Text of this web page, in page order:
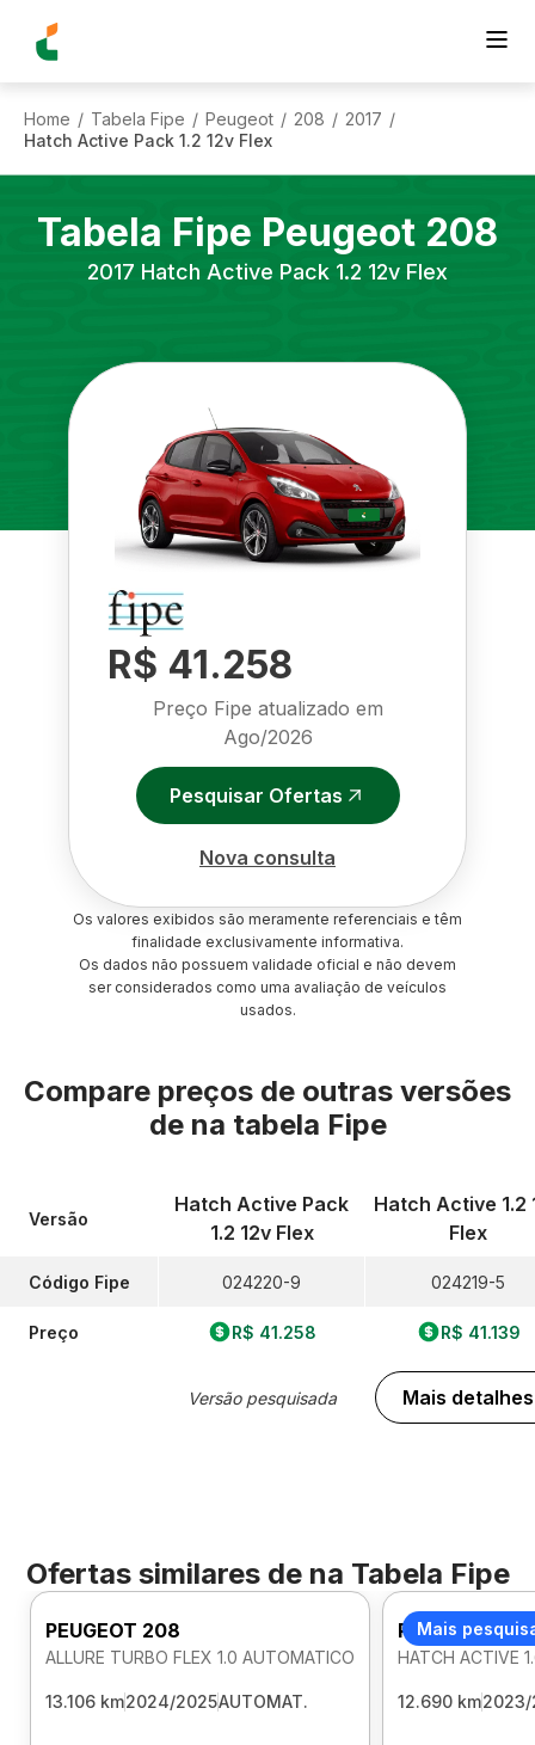
Home / Tabela Fipe / Peugeot / 208 / 2017 /
Hatch Active Pack 1.2 12v Flex
Tabela Fipe Peugeot 208
2017 Hatch Active Pack 1.2 12v Flex
R$ 41.258
Preço Fipe atualizado em
Ago/2026
Pesquisar Ofertas
Nova consulta
Os valores exibidos são meramente referenciais e têm
finalidade exclusivamente informativa.
Os dados não possuem validade oficial e não devem
ser considerados como uma avaliação de veículos
usados.
Compare preços de outras versões
de na tabela Fipe
Versão
Código Fipe
Preço
Hatch Active Pack
1.2 12v Flex
024220-9
R$ 41.258
Versão pesquisada
Hatch Active 1.2
Flex
024219-5
R$ 41.139
Mais detalhes
Ofertas similares de na Tabela Fipe
PEUGEOT 208
ALLURE TURBO FLEX 1.0 AUTOMATICO
13.106 km2024/2025AUTOMAT.
Mais
PEUGEOT 208
HATCH ACTIVE
12.690 km